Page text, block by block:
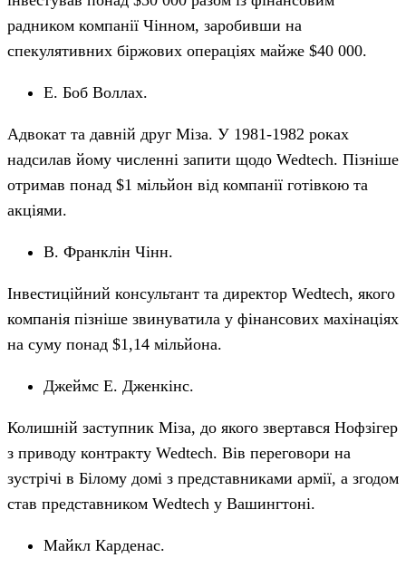
радником компанії Чінном, заробивши на
спекулятивних біржових операціях майже $40 000.
Е. Боб Воллах.
Адвокат та давній друг Міза. У 1981-1982 роках
надсилав йому численні запити щодо Wedtech. Пізніше
отримав понад $1 мільйон від компанії готівкою та
акціями.
В. Франклін Чінн.
Інвестиційний консультант та директор Wedtech, якого
компанія пізніше звинуватила у фінансових махінаціях
на суму понад $1,14 мільйона.
Джеймс Е. Дженкінс.
Колишній заступник Міза, до якого звертався Нофзігер
з приводу контракту Wedtech. Вів переговори на
зустрічі в Білому домі з представниками армії, а згодом
став представником Wedtech у Вашингтоні.
Майкл Карденас.